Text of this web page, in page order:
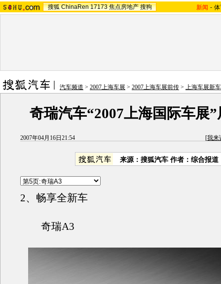
搜狐 ChinaRen 17173 焦点房地产 搜狗 新闻 -
汽车频道 > 2007上海车展 > 2007上海车展前传 > 上海车展新
奇瑞汽车“2007上海国际车展
2007年04月16日21:54 [我来
来源：搜狐汽车 作者：综合报道
2、畅享全新车
奇瑞A3